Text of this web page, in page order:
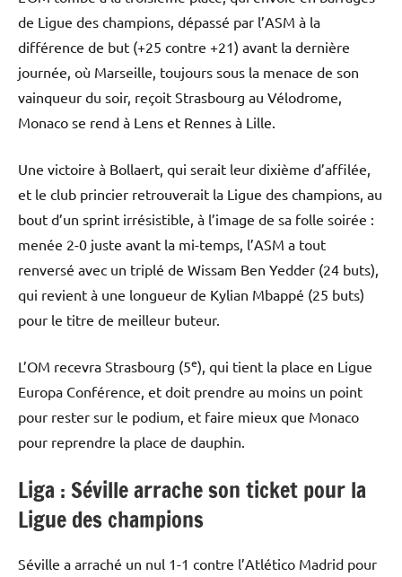
de Ligue des champions, dépassé par l’ASM à la
différence de but (+25 contre +21) avant la dernière
journée, où Marseille, toujours sous la menace de son
vainqueur du soir, reçoit Strasbourg au Vélodrome,
Monaco se rend à Lens et Rennes à Lille.
Une victoire à Bollaert, qui serait leur dixième d’affilée,
et le club princier retrouverait la Ligue des champions, au
bout d’un sprint irrésistible, à l’image de sa folle soirée :
menée 2-0 juste avant la mi-temps, l’ASM a tout
renversé avec un triplé de Wissam Ben Yedder (24 buts),
qui revient à une longueur de Kylian Mbappé (25 buts)
pour le titre de meilleur buteur.
L’OM recevra Strasbourg (5e), qui tient la place en Ligue
Europa Conférence, et doit prendre au moins un point
pour rester sur le podium, et faire mieux que Monaco
pour reprendre la place de dauphin.
Liga : Séville arrache son ticket pour la
Ligue des champions
Séville a arraché un nul 1-1 contre l’Atlético Madrid pour